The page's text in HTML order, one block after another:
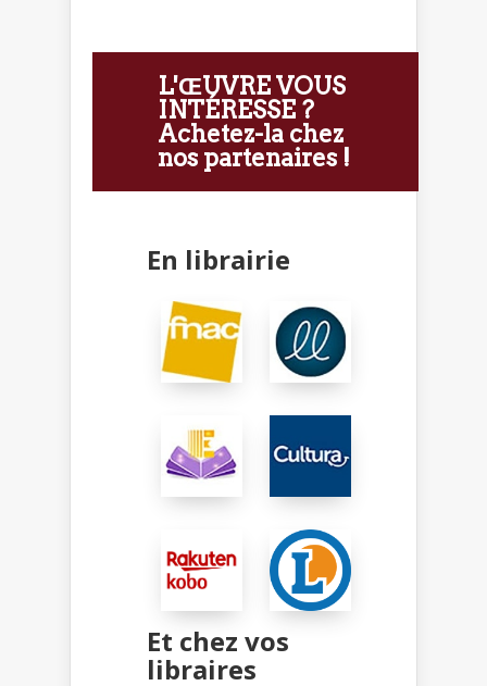
L'ŒUVRE VOUS
INTÉRESSE ?
Achetez-la chez
nos partenaires !
En librairie
Et chez vos
libraires